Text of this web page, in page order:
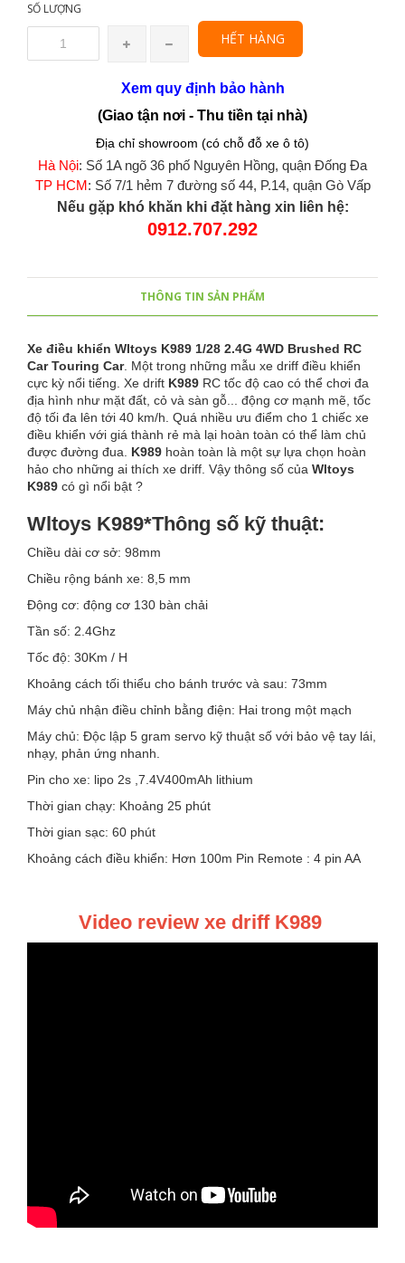
SỐ LƯỢNG
HẾT HÀNG
Xem quy định bảo hành
(Giao tận nơi - Thu tiền tại nhà)
Địa chỉ showroom (có chỗ đỗ xe ô tô)
Hà Nội: Số 1A ngõ 36 phố Nguyên Hồng, quận Đống Đa
TP HCM : Số 7/1 hẻm 7 đường số 44, P.14, quận Gò Vấp
Nếu gặp khó khăn khi đặt hàng xin liên hệ:
0912.707.292
THÔNG TIN SẢN PHẨM
Xe điều khiển Wltoys K989 1/28 2.4G 4WD Brushed RC
Car Touring Car. Một trong những mẫu xe driff điều khiển
cực kỳ nổi tiếng. Xe drift K989 RC tốc độ cao có thể chơi đa
địa hình như mặt đất, cỏ và sàn gỗ... động cơ mạnh mẽ, tốc
độ tối đa lên tới 40 km/h. Quá nhiều ưu điểm cho 1 chiếc xe
điều khiển với giá thành rẻ mà lại hoàn toàn có thể làm chủ
được đường đua. K989 hoàn toàn là một sự lựa chọn hoàn
hảo cho những ai thích xe driff. Vậy thông số của Wltoys
K989 có gì nổi bật ?
Wltoys K989*Thông số kỹ thuật:
Chiều dài cơ sở: 98mm
Chiều rộng bánh xe: 8,5 mm
Động cơ: động cơ 130 bàn chải
Tần số: 2.4Ghz
Tốc độ: 30Km / H
Khoảng cách tối thiểu cho bánh trước và sau: 73mm
Máy chủ nhận điều chỉnh bằng điện: Hai trong một mạch
Máy chủ: Độc lập 5 gram servo kỹ thuật số với bảo vệ tay lái,
nhạy, phản ứng nhanh.
Pin cho xe: lipo 2s ,7.4V400mAh lithium
Thời gian chạy: Khoảng 25 phút
Thời gian sạc: 60 phút
Khoảng cách điều khiển: Hơn 100m Pin Remote : 4 pin AA
Video review xe driff K989